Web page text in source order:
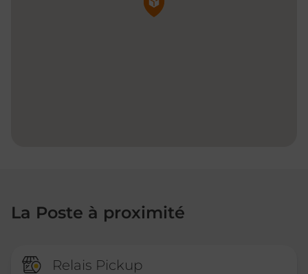
La Poste à proximité
Relais Pickup